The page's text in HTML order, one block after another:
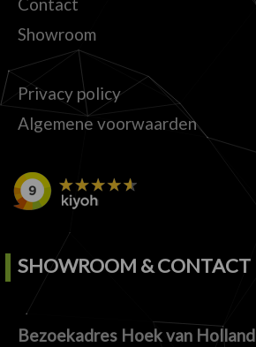
Showroom
Privacy policy
Algemene voorwaarden
SHOWROOM & CONTACT
Bezoekadres Hoek van Holland